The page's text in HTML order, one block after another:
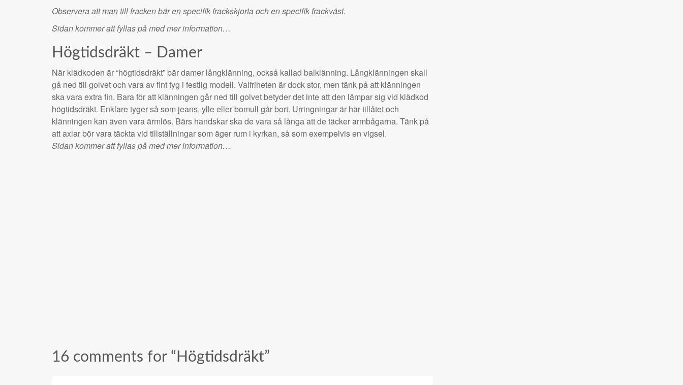
Observera att man till fracken bär en specifik frackskjorta och en specifik frackväst.
Sidan kommer att fyllas på med mer information…
Högtidsdräkt – Damer
När klädkoden är “högtidsdräkt” bär damer långklänning, också kallad balklänning. Långklänningen skall
gå ned till golvet och vara av fint tyg i festlig modell. Valfriheten är dock stor, men tänk på att klänningen
ska vara extra fin. Bara för att klänningen går ned till golvet betyder det inte att den lämpar sig vid klädkod
högtidsdräkt. Enklare tyger så som jeans, ylle eller bomull går bort. Urringningar är här tillåtet och
klänningen kan även vara ärmlös. Bärs handskar ska de vara så långa att de täcker armbågarna. Tänk på
att axlar bör vara täckta vid tillställningar som äger rum i kyrkan, så som exempelvis en vigsel.
Sidan kommer att fyllas på med mer information…
16 comments for “ Högtidsdräkt”